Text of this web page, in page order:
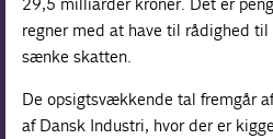
regner med at have til rådighed
sænke skatten.
De opsigtsvækkende tal fremgår
af Dansk Industri, hvor der er